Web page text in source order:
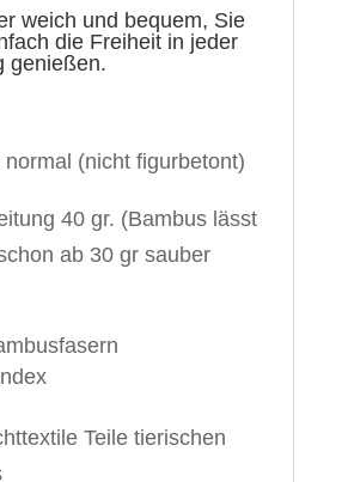
weich und bequem, Sie
die Freiheit in jeder
genießen.
normal (nicht figurbetont)
40 gr. (Bambus lässt
ab 30 gr sauber
Teile tierischen